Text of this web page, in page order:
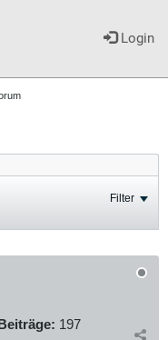
Login
Filter
197